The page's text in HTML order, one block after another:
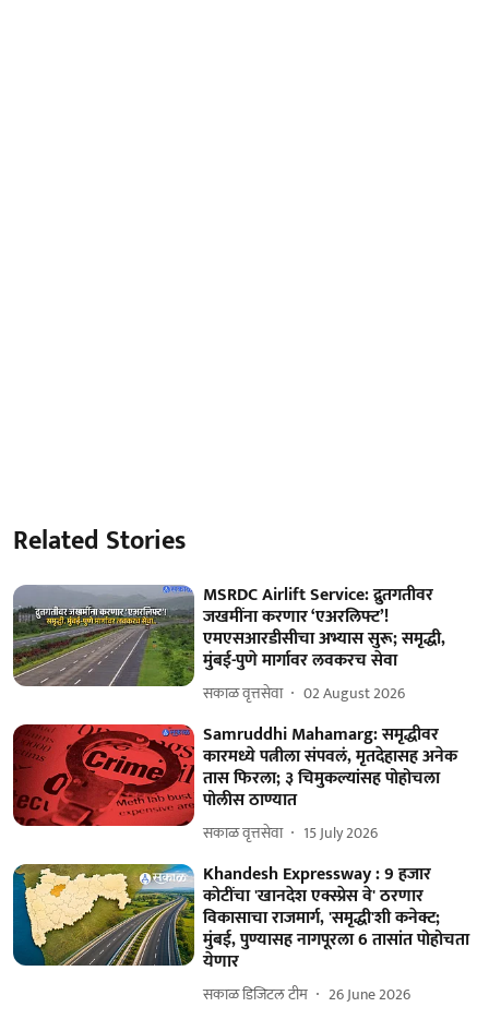
Related Stories
MSRDC Airlift Service: द्रुतगतीवर
जखमींना करणार ‘एअरलिफ्ट’!
एमएसआरडीसीचा अभ्यास सुरू; समृद्धी,
मुंबई-पुणे मार्गावर लवकरच सेवा
सकाळ वृत्तसेवा 02 August 2026
Samruddhi Mahamarg: समृद्धीवर
कारमध्ये पत्नीला संपवलं, मृतदेहासह अनेक
तास फिरला; ३ चिमुकल्यांसह पोहोचला
पोलीस ठाण्यात
सकाळ वृत्तसेवा 15 July 2026
Khandesh Expressway : 9 हजार
कोटींचा 'खानदेश एक्स्प्रेस वे' ठरणार
विकासाचा राजमार्ग, 'समृद्धी'शी कनेक्ट;
मुंबई, पुण्यासह नागपूरला 6 तासांत पोहोचता
येणार
सकाळ डिजिटल टीम 26 June 2026